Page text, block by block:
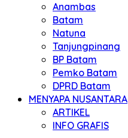
Anambas
Batam
Natuna
Tanjungpinang
BP Batam
Pemko Batam
DPRD Batam
MENYAPA NUSANTARA
ARTIKEL
INFO GRAFIS